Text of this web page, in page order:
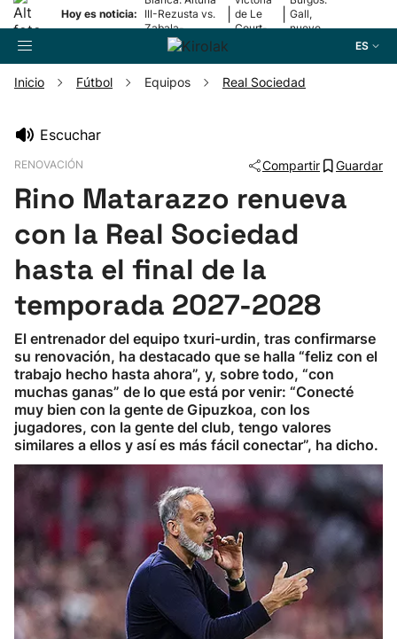
Hoy es noticia:
III-Rezusta vs.
Zabala-
Zabaleta
de Le
Court-
Gall,
nuevo
ES
Pelota
Remo
Baloncesto
Ciclismo
Herri-kirolak
Balonmano
Kirolak 360
Atletismo
Carreras de montaña
Inicio Fútbol Equipos Real Sociedad
Escuchar
RENOVACIÓN Compartir Guardar
Rino Matarazzo renueva
con la Real Sociedad
hasta el final de la
temporada 2027-2028
El entrenador del equipo txuri-urdin, tras confirmarse
su renovación, ha destacado que se halla “feliz con el
trabajo hecho hasta ahora”, y, sobre todo, “con
muchas ganas” de lo que está por venir: “Conecté
muy bien con la gente de Gipuzkoa, con los
jugadores, con la gente del club, tengo valores
similares a ellos y así es más fácil conectar”, ha dicho.